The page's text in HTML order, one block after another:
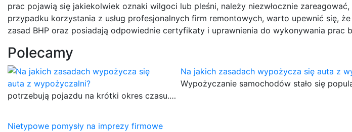
prac pojawią się jakiekolwiek oznaki wilgoci lub pleśni, należy niezwłocznie
przypadku korzystania z usług profesjonalnych firm remontowych, warto upewnić się,
zasad BHP oraz posiadają odpowiednie certyfikaty i uprawnienia do wykonywania prac
Polecamy
Na jakich zasadach wypożycza się auta z
Wypożyczanie samochodów stało się
potrzebują pojazdu na krótki okres czasu.…
Nietypowe pomysły na imprezy firmowe